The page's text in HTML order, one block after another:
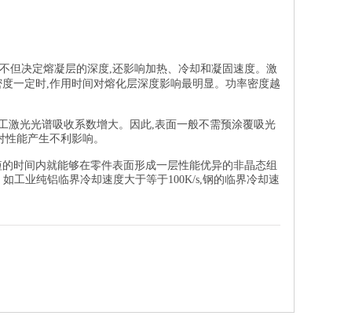
但决定熔凝层的深度,还影响加热、冷却和凝固速度。激
一定时,作用时间对熔化层深度影响最明显。功率密度越
激光光谱吸收系数增大。因此,表面一般不需预涂覆吸光
能产生不利影响。
时间内就能够在零件表面形成一层性能优异的非晶态组
工业纯铝临界冷却速度大于等于100K/s,钢的临界冷却速